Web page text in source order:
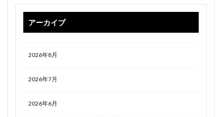
アーカイブ
2026年8月
2026年7月
2026年6月